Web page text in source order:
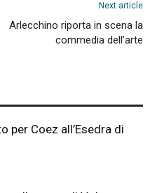
Next article
Arlecchino riporta in scena la
commedia dell’arte
per Coez all’Esedra di